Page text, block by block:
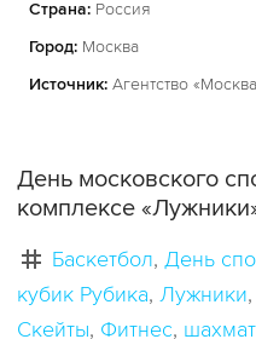
Страна: Россия
Город: Москва
Источник: Агентство
День московского
комплексе
Баскетбол День
кубик Рубика Лужники
Скейты Фитнес